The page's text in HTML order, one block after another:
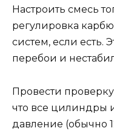
Настроить смесь
регулировка
систем, если есть.
перебои и
Провести
что все цилиндры
давление (обычно